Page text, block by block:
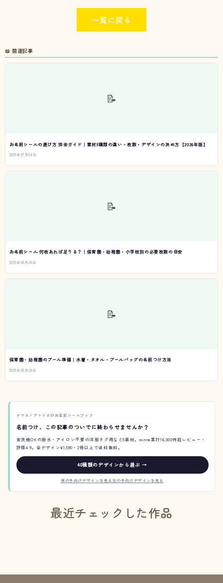
一覧に戻る
📖 関連記事
📝
お名前シールの選び方 完全ガイド｜素材5種類の違い・枚数・デザインの決め方【2026年版】
2026年07月04日
📝
お名前シール 何枚あれば足りる？｜保育園・幼稚園・小学校別の必要枚数の目安
2026年06月28日
📝
保育園・幼稚園のプール準備｜水着・タオル・プールバッグの名前つけ方法
2026年06月28日
ナマエノアトリエのお名前シールブック
名前つけ、この記事のついでに終わらせませんか？
食洗機OKの耐水・アイロン不要の洋服タグ用など5素材。minne累計16,000件超レビュー・
評価4.9。全デザイン¥1,580・2冊以上で送料無料。
40種類のデザインから選ぶ →
男の子向けデザインを見る 女の子向けデザインを見る
最近チェックした作品